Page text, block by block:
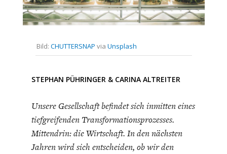
ECONOMISTS FOR FUTURE
DEUTSCHLAND
Bild: CHUTTERSNAP via Unsplash
STEPHAN PÜHRINGER& CARINA ALTREITER
Unsere Gesellschaft befindet sich inmitten eines
tiefgreifenden Transformationsprozesses.
Mittendrin: die Wirtschaft. In den nächsten
Jahren wird sich entscheiden, ob wir den